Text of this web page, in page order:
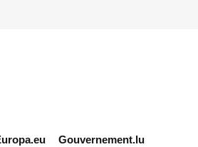
data.public.lu
Gouvernement.lu